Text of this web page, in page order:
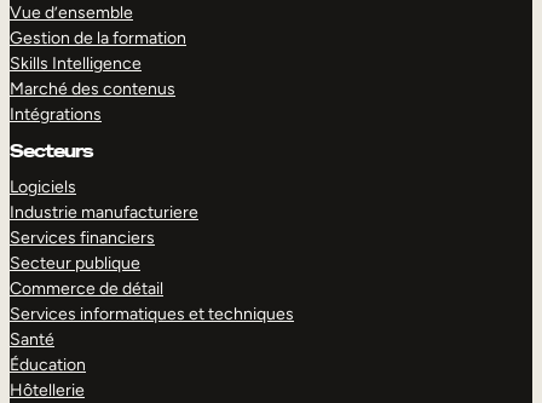
Vue d’ensemble
Gestion de la formation
Skills Intelligence
Marché des contenus
Intégrations
Secteurs
Logiciels
Industrie manufacturiere
Services financiers
Secteur publique
Commerce de détail
Services informatiques et techniques
Santé
Éducation
Hôtellerie